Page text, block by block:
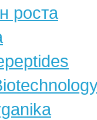
роста